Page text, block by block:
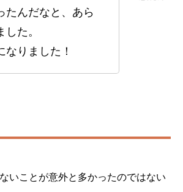
たんだなと、あら
た。
なりました！
いことが意外と多かったのではない